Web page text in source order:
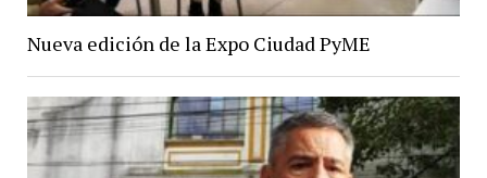
Nueva edición de la Expo Ciudad PyME